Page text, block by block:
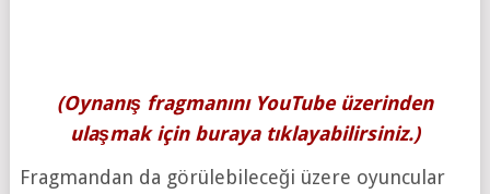
(Oynanış fragmanını YouTube üzerinden
ulaşmak için buraya tıklayabilirsiniz.)
Fragmandan da görülebileceği üzere oyuncular